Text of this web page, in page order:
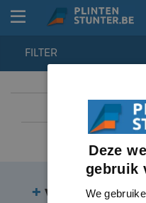
home //
FILTER
Veelgestelde
Deze
gebruik
We